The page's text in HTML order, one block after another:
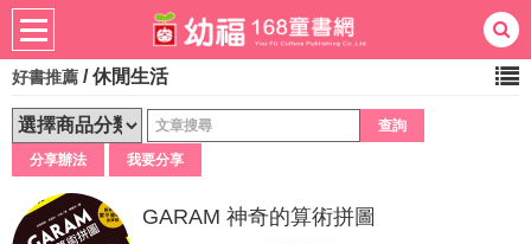
ㄅㄆㄇ學習
好書推薦 /休閒生活
分享辦法 我要分享
GARAM 神奇的算術拼圖